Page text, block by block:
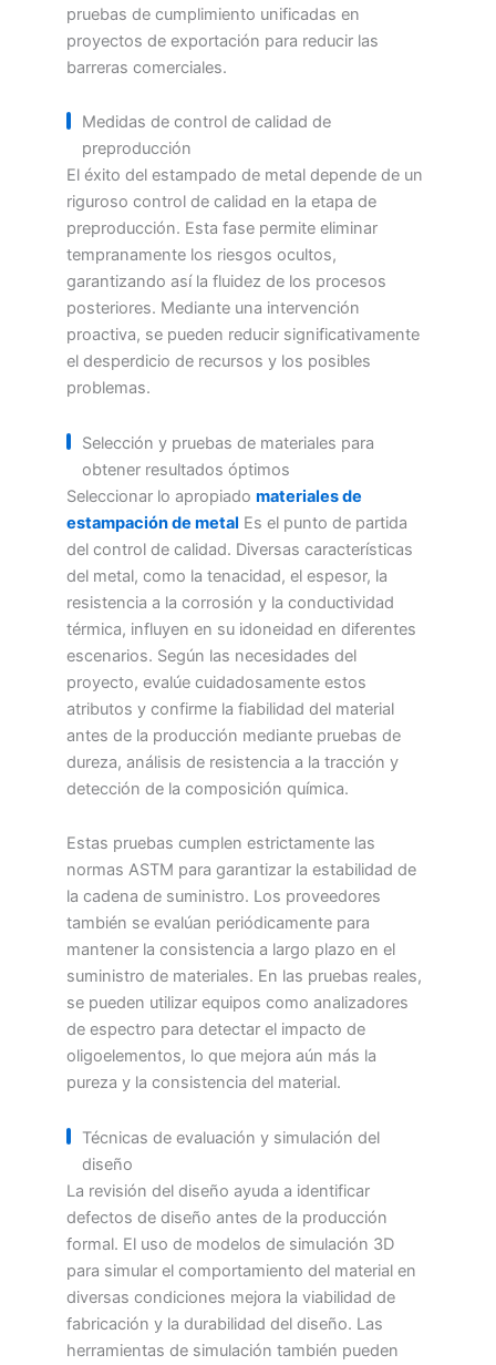
pruebas de cumplimiento unificadas en
proyectos de exportación para reducir las
barreras comerciales.
Medidas de control de calidad de
preproducción
El éxito del estampado de metal depende de un
riguroso control de calidad en la etapa de
preproducción. Esta fase permite eliminar
tempranamente los riesgos ocultos,
garantizando así la fluidez de los procesos
posteriores. Mediante una intervención
proactiva, se pueden reducir significativamente
el desperdicio de recursos y los posibles
problemas.
Selección y pruebas de materiales para
obtener resultados óptimos
Seleccionar lo apropiado materiales de
estampación de metal Es el punto de partida
del control de calidad. Diversas características
del metal, como la tenacidad, el espesor, la
resistencia a la corrosión y la conductividad
térmica, influyen en su idoneidad en diferentes
escenarios. Según las necesidades del
proyecto, evalúe cuidadosamente estos
atributos y confirme la fiabilidad del material
antes de la producción mediante pruebas de
dureza, análisis de resistencia a la tracción y
detección de la composición química.
Estas pruebas cumplen estrictamente las
normas ASTM para garantizar la estabilidad de
la cadena de suministro. Los proveedores
también se evalúan periódicamente para
mantener la consistencia a largo plazo en el
suministro de materiales. En las pruebas reales,
se pueden utilizar equipos como analizadores
de espectro para detectar el impacto de
oligoelementos, lo que mejora aún más la
pureza y la consistencia del material.
Técnicas de evaluación y simulación del
diseño
La revisión del diseño ayuda a identificar
defectos de diseño antes de la producción
formal. El uso de modelos de simulación 3D
para simular el comportamiento del material en
diversas condiciones mejora la viabilidad de
fabricación y la durabilidad del diseño. Las
herramientas de simulación también pueden